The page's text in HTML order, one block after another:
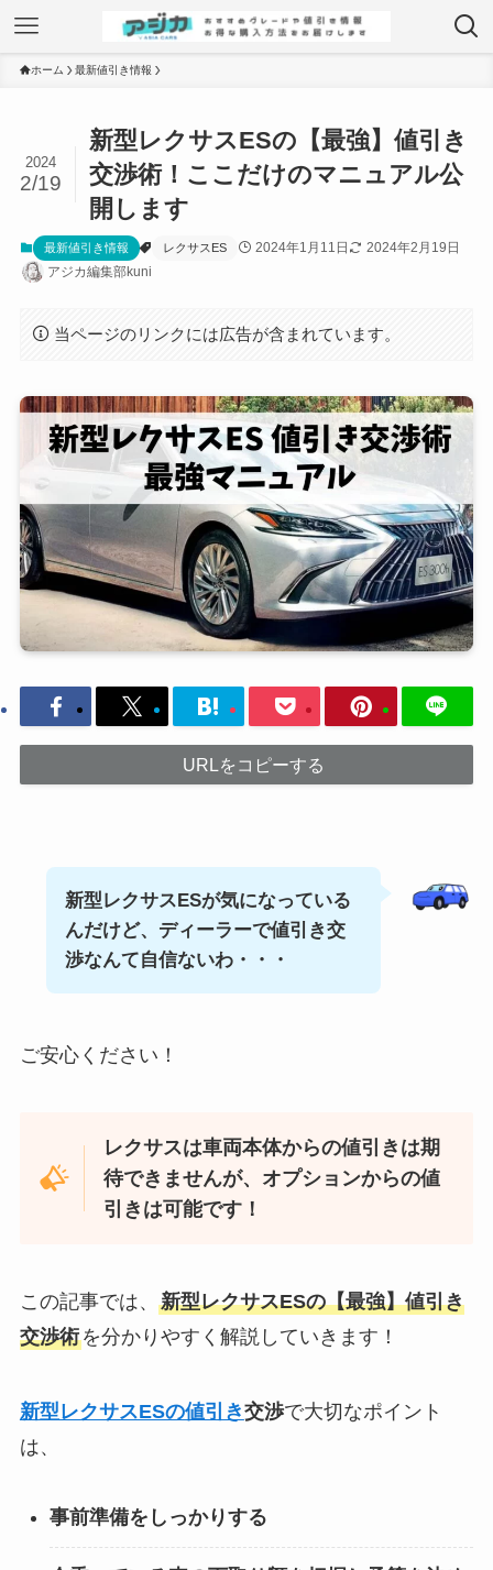
ホーム 最新値引き情報
新型レクサスESの【最強】値引き
交渉術！ここだけのマニュアル公
開します
2024
2/19
最新値引き情報 レクサスES 2024年1月11日
2024年2月19日
アジカ編集部kuni
当ページのリンクには広告が含まれています。
URLをコピーする
新型レクサスESが気になっている
んだけど、ディーラーで値引き交
渉なんて自信ないわ・・・
ご安心ください！
レクサスは車両本体からの値引きは期
待できませんが、オプションからの値
引きは可能です！
この記事では、 新型レクサスESの【最強】値引き
交渉術を分かりやすく解説していきます！
新型レクサスESの値引き交渉で大切なポイント
は、
事前準備をしっかりする